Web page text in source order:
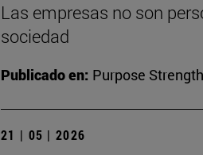
Las empresas no son
sociedad
Publicado en: Purpose
21 | 05 | 2026